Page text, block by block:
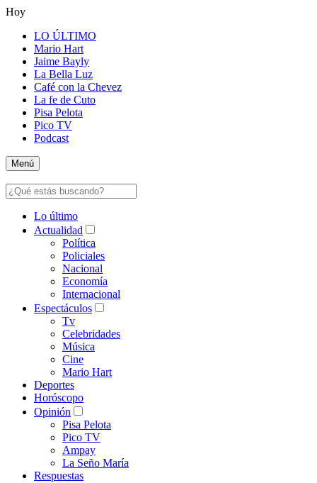
Hoy
LO ÚLTIMO
Mario Hart
Jaime Bayly
La Bella Luz
Café con la Chevez
La fe de Cuto
Pisa Pelota
Pico TV
Podcast
Menú
Lo último
Actualidad
Política
Policiales
Nacional
Economía
Internacional
Espectáculos
Tv
Celebridades
Música
Cine
Mario Hart
Deportes
Horóscopo
Opinión
Pisa Pelota
Pico TV
Ampay
La Seño María
Respuestas